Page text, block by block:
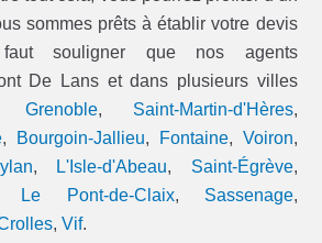
sommes prêts à établir votre devis
faut souligner que nos agents
De Lans et dans plusieurs villes
Grenoble, Saint-Martin-d'Hères,
, Bourgoin-Jallieu, Fontaine, Voiron,
, L'Isle-d'Abeau, Saint-Égrève,
Le Pont-de-Claix, Sassenage,
,Vif.